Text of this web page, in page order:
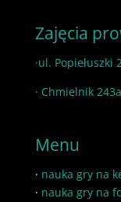
Zajęcia
·ul. Popiełuszki
· Chmielnik 243a
Menu
· nauka gry na
· nauka gry na